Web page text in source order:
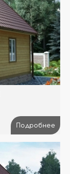
Подробнее